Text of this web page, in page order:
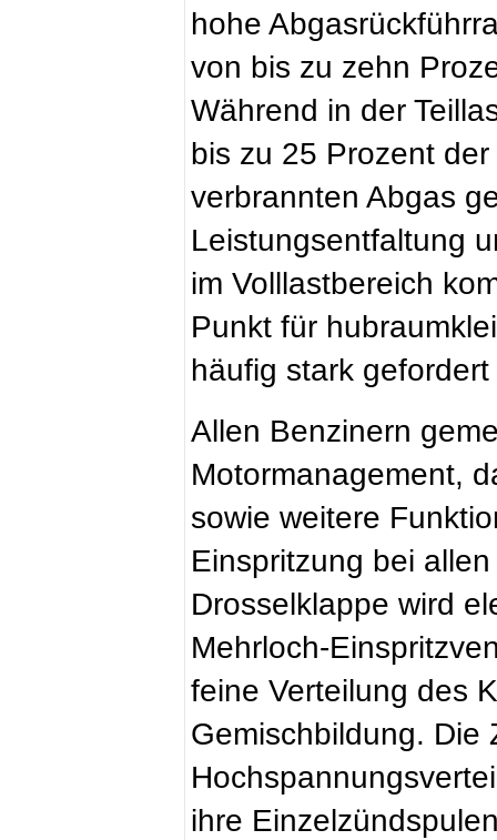
hohe
von bis zu zehn
Während in der
bis zu 25 Prozent
verbrannten Abgas
Leistungsentfaltung
im Volllastbereich
Punkt für
häufig stark
Allen Benzinern
Motormanagement,
sowie weitere
Einspritzung bei
Drosselklappe wird
Mehrloch-
feine Verteilung des
Gemischbildung. Die
ihre